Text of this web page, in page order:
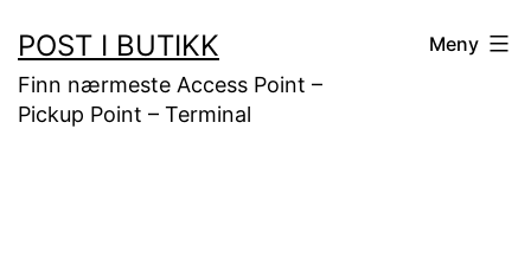
til
innhold
POST I BUTIKK
Finn nærmeste Access Point –
Pickup Point – Terminal
Meny